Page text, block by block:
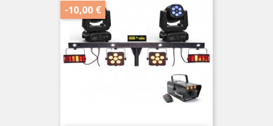
-10,00 €